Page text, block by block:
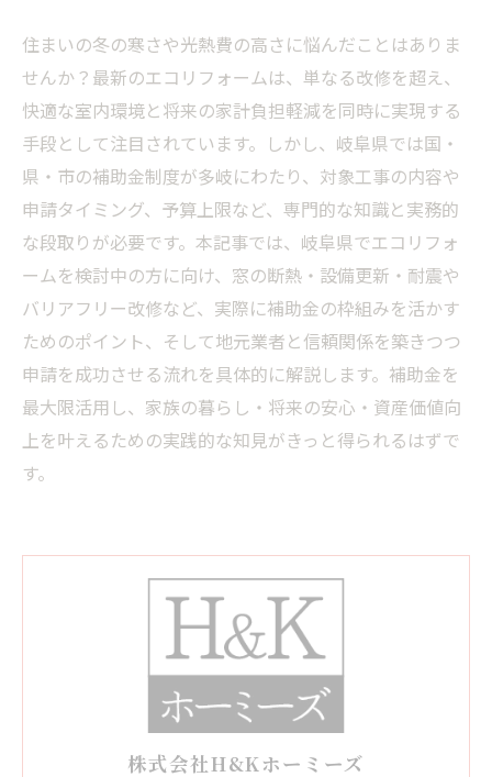
住まいの冬の寒さや光熱費の高さに悩んだことはありま
せんか？最新のエコリフォームは、単なる改修を超え、
快適な室内環境と将来の家計負担軽減を同時に実現する
手段として注目されています。しかし、岐阜県では国・
県・市の補助金制度が多岐にわたり、対象工事の内容や
申請タイミング、予算上限など、専門的な知識と実務的
な段取りが必要です。本記事では、岐阜県でエコリフォ
ームを検討中の方に向け、窓の断熱・設備更新・耐震や
バリアフリー改修など、実際に補助金の枠組みを活かす
ためのポイント、そして地元業者と信頼関係を築きつつ
申請を成功させる流れを具体的に解説します。補助金を
最大限活用し、家族の暮らし・将来の安心・資産価値向
上を叶えるための実践的な知見がきっと得られるはずで
す。
株式会社H&Kホーミーズ